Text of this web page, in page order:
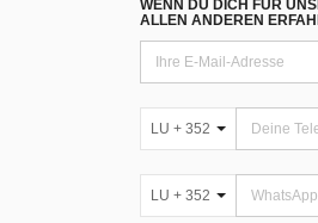
WENN DU DICH FÜR
ALLEN ANDEREN
LU + 352
LU + 352